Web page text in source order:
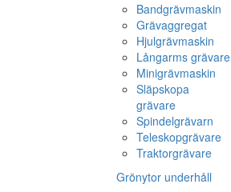
Bandgrävmaskin
Grävaggregat
Hjulgrävmaskin
Långarms grävare
Minigrävmaskin
Släpskopa
grävare
Spindelgrävarn
Teleskopgrävare
Traktorgrävare
Grönytor underhåll